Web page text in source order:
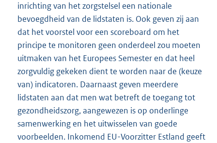
inrichting van het zorgstelsel een nationale
bevoegdheid van de lidstaten is. Ook geven zij aan
dat het voorstel voor een scoreboard om het
principe te monitoren geen onderdeel zou moeten
uitmaken van het Europees Semester en dat heel
zorgvuldig gekeken dient te worden naar de (keuze
van) indicatoren. Daarnaast geven meerdere
lidstaten aan dat men wat betreft de toegang tot
gezondheidszorg, aangewezen is op onderlinge
samenwerking en het uitwisselen van goede
voorbeelden. Inkomend EU-Voorzitter Estland geeft